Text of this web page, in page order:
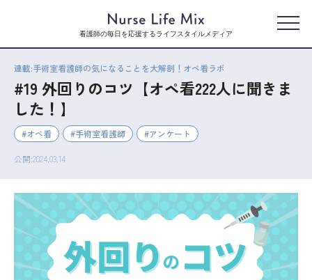
看護師の毎日を応援するライフスタイルメディア
連載:手術室看護師の気になることを大解剖！オペ看ラボ
#19 外回りのコツ【オペ看222人に聞きま
した！】
オペ看 手術室看護師 アンケート
公開:2024.03.14